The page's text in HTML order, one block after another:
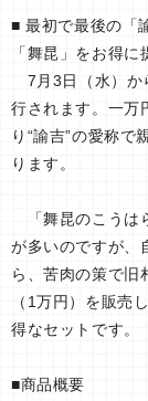
■ 最初で最後の「
「舞昆」をお得に
7月3日（水）か
行されます。一万
り“諭吉”の愛称で
ります。
「舞昆のこうは
が多いのですが、
ら、苦肉の策で旧
（1万円）を販売
得なセットです。
■商品概要